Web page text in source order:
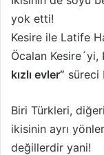
yok etti!
Kesire ile Latife
Öcalan Kesire´yi,
kızlı evler” süreci
Biri Türkleri,
ikisinin ayrı
değillerdir yani!